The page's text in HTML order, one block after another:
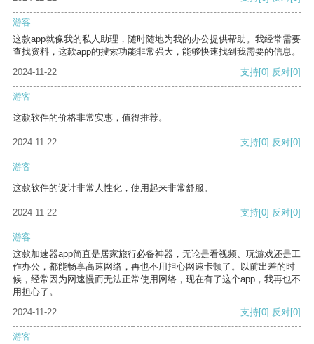
游客
这款app就像我的私人助理，随时随地为我的办公提供帮助。我经常需要
查找资料，这款app的搜索功能非常强大，能够快速找到我需要的信息。
2024-11-22
支持[0] 反对[0]
游客
这款软件的价格非常实惠，值得推荐。
2024-11-22 支持[0] 反对[0]
游客
这款软件的设计非常人性化，使用起来非常舒服。
2024-11-22 支持[0] 反对[0]
游客
这款加速器app简直是居家旅行必备神器，无论是看视频、玩游戏还是工
作办公，都能畅享高速网络，再也不用担心网速卡顿了。以前出差的时
候，经常因为网速慢而无法正常使用网络，现在有了这个app，我再也不
用担心了。
2024-11-22
支持[0] 反对[0]
游客